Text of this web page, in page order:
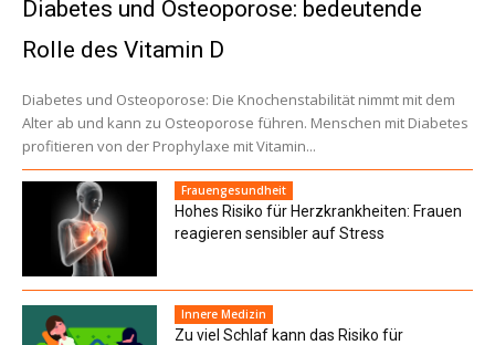
Diabetes und Osteoporose: bedeutende
Rolle des Vitamin D
Diabetes und Osteoporose: Die Knochenstabilität nimmt mit dem
Alter ab und kann zu Osteoporose führen. Menschen mit Diabetes
profitieren von der Prophylaxe mit Vitamin...
Frauengesundheit
Hohes Risiko für Herzkrankheiten: Frauen
reagieren sensibler auf Stress
Innere Medizin
Zu viel Schlaf kann das Risiko für